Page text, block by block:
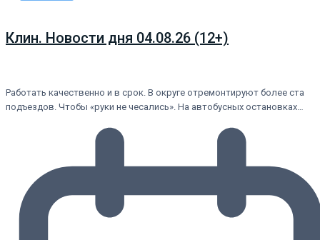
Клин. Новости дня 04.08.26 (12+)
Работать качественно и в срок. В округе отремонтируют более ста
подъездов. Чтобы «руки не чесались». На автобусных остановках…